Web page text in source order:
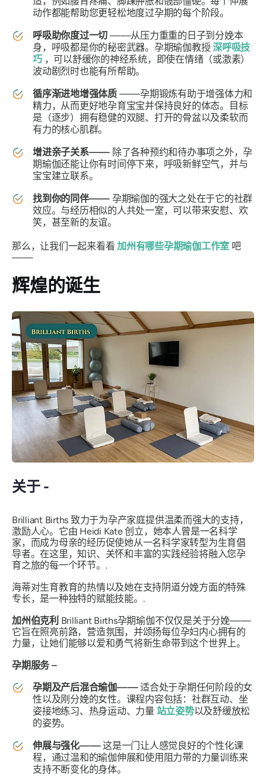
动作都能帮助您更轻松地度过孕期的每个阶段。
呼吸助你度过一切 ——从压力重重的日子到分娩本
身，呼吸都是你的秘密武器。孕期瑜伽教授深呼吸技
巧，可以舒缓你的神经系统，即使在情绪（或激素）
波动剧烈时也能有所帮助。
循序渐进地增强体质 ——孕期锻炼有助于增强体力和
精力，从而更好地孕育宝宝并保持良好的体态。目标
是（逐步）拥有稳健的双腿、打开的骨盆以及柔软而
有力的核心肌群。
增进亲子关系—— 除了各种预约和待办事项之外，孕
期瑜伽还能让你有时间停下来，呼吸新鲜空气，并与
宝宝建立联系。
找到你的同伴—— 孕期瑜伽的强大之处在于它的社群
效应。与经历相似的人共处一室，可以带来安慰、欢
笑，甚至新的友谊。
那么，让我们一起来看看加州有哪些孕期瑜伽工作室 吧
——
辉煌的诞生
关于 -
Brilliant Births 致力于为孕产家庭提供温柔而强大的支持，
激励人心。它由 Heidi Kate 创立，她本人曾是一名科学
家，而成为母亲的经历促使她从一名科学家转型为生育倡
导者。在这里，知识、关怀和丰富的实践经验将融入您孕
育之旅的每一个环节。.
海蒂对生育教育的热情以及她在支持阴道分娩方面的特殊
专长，是一种独特的赋能技能。.
加州伯克利 Brilliant Births孕期瑜伽不仅仅是关于分娩——
它旨在照亮前路，营造氛围，并颂扬每位孕妇内心拥有的
力量，让她们能够以爱和勇气将新生命带到这个世界上。
孕期服务 –
孕期及产后混合瑜伽——适合处于孕期任何阶段的女
性以及刚分娩的女性。课程内容包括：社群互动、坐
姿接地练习、热身运动、力量 站立姿势以及舒缓放松
的姿势。
伸展与强化——这是一门让人感觉良好的个性化课
程，通过温和的瑜伽伸展和使用阻力带的力量训练来
支持不断变化的身体。